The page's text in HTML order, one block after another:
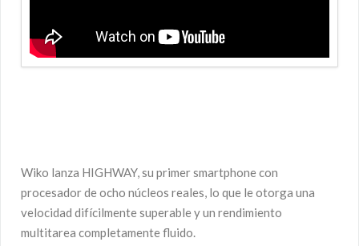
Wiko lanza HIGHWAY, su primer smartphone con
procesador de ocho núcleos reales, lo que le otorga una
velocidad difícilmente superable y un rendimiento
multitarea completamente fluido.